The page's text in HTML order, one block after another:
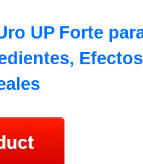
UP Forte